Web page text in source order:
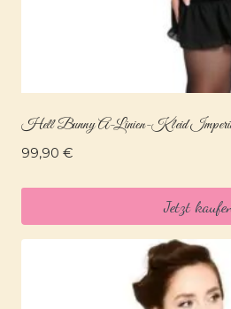
Hell Bunny A-Linien-Kleid Imperia
99,90 €
Jetzt